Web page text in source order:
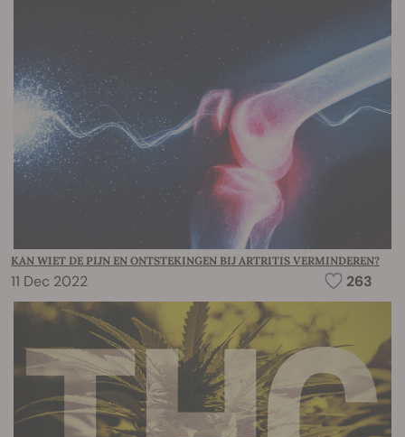
KAN WIET DE PIJN EN ONTSTEKINGEN BIJ ARTRITIS VERMINDEREN?
11 Dec 2022 263